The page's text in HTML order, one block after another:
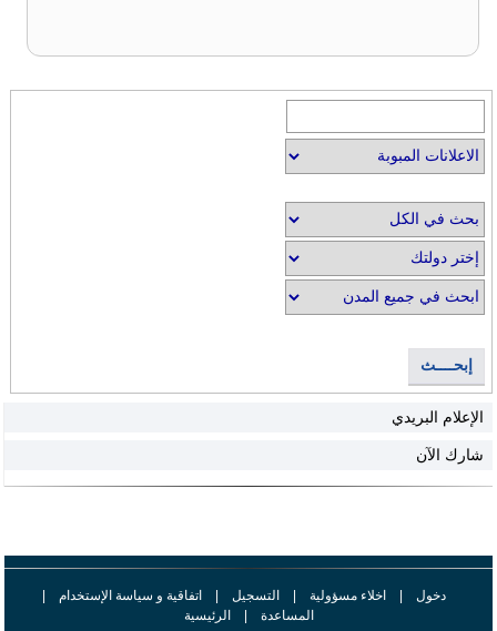
إبحــــث
الإعلام البريدي
شارك الآن
دخول اخلاء مسؤولية التسجيل اتفاقية و سياسة الإستخدام
المساعدة
الرئيسية